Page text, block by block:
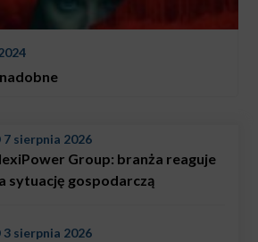
7 sierpnia 2026
Group: branża reaguje
sytuację gospodarczą
3 sierpnia 2026